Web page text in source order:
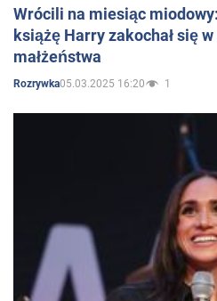
Wrócili na miesiąc
książę Harry zakochał się
małżeństwa
Rozrywka05.03.2025 16:20 1